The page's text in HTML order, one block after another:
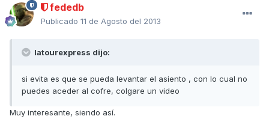
fededb
Publicado 11 de Agosto del 2013
latourexpress dijo:
si evita es que se pueda levantar el asiento , con lo cual no
puedes aceder al cofre, colgare un video
Muy interesante, siendo así.